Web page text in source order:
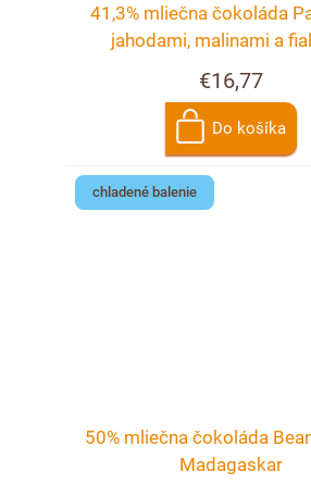
41,3% mliečna čokoláda
jahodami, malinami a
€16,77
Do košíka
chladené balenie
50% mliečna čokoláda
Madagaskar